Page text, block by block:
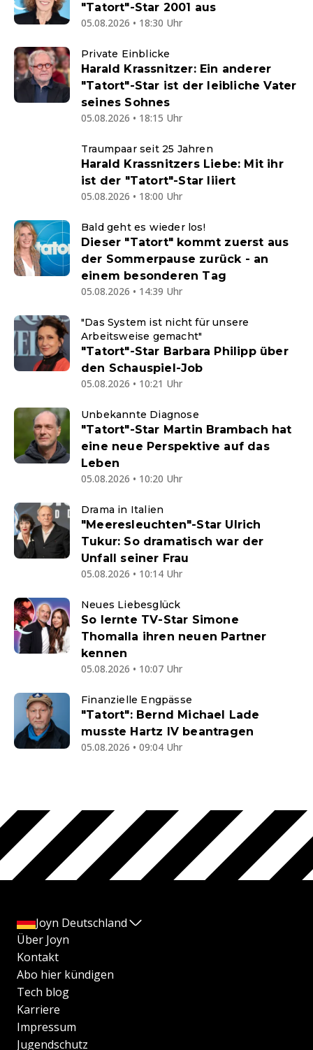
"Tatort"-Star 2001 aus
05.08.2026 • 18:30 Uhr
Private Einblicke
Harald Krassnitzer: Ein anderer
"Tatort"-Star ist der leibliche Vater
seines Sohnes
05.08.2026 • 18:15 Uhr
Traumpaar seit 25 Jahren
Harald Krassnitzers Liebe: Mit ihr
ist der "Tatort"-Star liiert
05.08.2026 • 18:00 Uhr
Bald geht es wieder los!
Dieser "Tatort" kommt zuerst aus
der Sommerpause zurück - an
einem besonderen Tag
05.08.2026 • 14:39 Uhr
"Das System ist nicht für unsere
Arbeitsweise gemacht"
"Tatort"-Star Barbara Philipp über
den Schauspiel-Job
05.08.2026 • 10:21 Uhr
Unbekannte Diagnose
"Tatort"-Star Martin Brambach hat
eine neue Perspektive auf das
Leben
05.08.2026 • 10:20 Uhr
Drama in Italien
"Meeresleuchten"-Star Ulrich
Tukur: So dramatisch war der
Unfall seiner Frau
05.08.2026 • 10:14 Uhr
Neues Liebesglück
So lernte TV-Star Simone
Thomalla ihren neuen Partner
kennen
05.08.2026 • 10:07 Uhr
Finanzielle Engpässe
"Tatort": Bernd Michael Lade
musste Hartz IV beantragen
05.08.2026 • 09:04 Uhr
Joyn Deutschland
Über Joyn
Kontakt
Abo hier kündigen
Tech blog
Karriere
Impressum
Jugendschutz